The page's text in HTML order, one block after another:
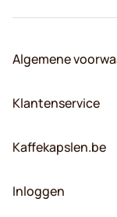
Algemene
Klantenservice
Kaffekapslen.be
Inloggen